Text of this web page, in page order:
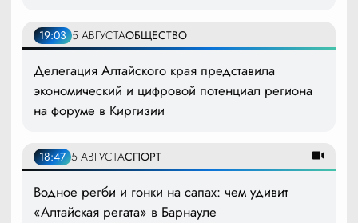
19:03 5 АВГУСТАОБЩЕСТВО
Делегация Алтайского края представила
экономический и цифровой потенциал региона
на форуме в Киргизии
18:47 5 АВГУСТАСПОРТ
Водное регби и гонки на сапах: чем удивит
«Алтайская регата» в Барнауле